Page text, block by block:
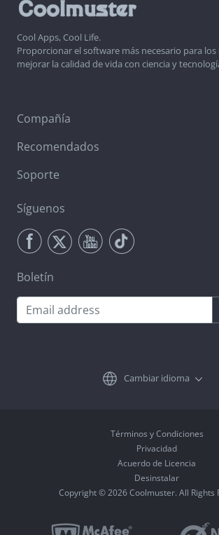
Cool Apps, Cool Life.
Proporcionar el software más necesario para
mejorar la calidad de vida con ciencia y
Compañía
Recomendados
Soporte
Síguenos
Boletín
Cambiar idioma
Términos y Condiciones
Privacidad
Acuerdo de Licencia
Desinstalar
Copyright © 2026 Coolmuster. All Rights